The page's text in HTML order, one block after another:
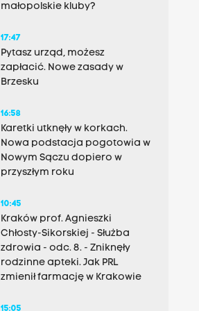
małopolskie kluby?
17:47
Pytasz urząd, możesz
zapłacić. Nowe zasady w
Brzesku
16:58
Karetki utknęły w korkach.
Nowa podstacja pogotowia w
Nowym Sączu dopiero w
przyszłym roku
10:45
Kraków prof. Agnieszki
Chłosty-Sikorskiej - Służba
zdrowia - odc. 8. - Zniknęły
rodzinne apteki. Jak PRL
zmienił farmację w Krakowie
15:05